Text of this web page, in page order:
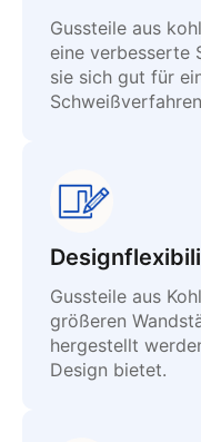
Gussteile aus
eine verbesserte
sie sich gut für
Gussteile aus
größeren
hergestellt
Design bietet.